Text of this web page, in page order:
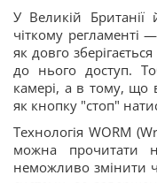
У Великій
чіткому регламенті
як довго
до нього доступ.
камері, а в тому, що
як кнопку "стоп"
Технологія WORM
можна прочитати
неможливо змінити